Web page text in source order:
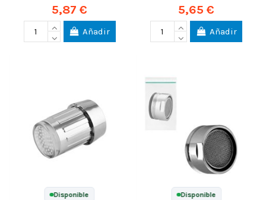
5,87 €
Añadir
5,65 €
Añadir
Disponible Disponible